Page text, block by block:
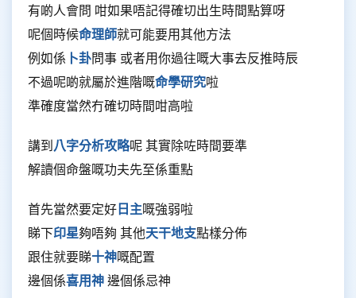
有啲人會問 咁如果唔記得確切出生時間點算呀
呢個時候命理師就可能要用其他方法
例如係 卜卦問事 或者用你過往嘅大事去反推時辰
不過呢啲就屬於進階嘅命學研究啦
準確度當然冇確切時間咁高啦
講到八字分析攻略呢 其實除咗時間要準
解讀個命盤嘅功夫先至係重點
首先當然要定好日主嘅強弱啦
睇下印星夠唔夠 其他天干地支點樣分佈
跟住就要睇十神嘅配置
邊個係喜用神邊個係忌神